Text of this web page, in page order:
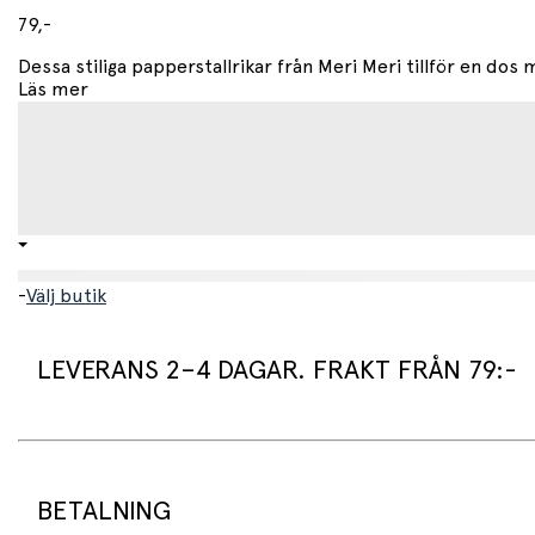
79,-
Dessa stiliga papperstallrikar från Meri Meri tillför en dos
Läs mer
-Välj butik
LEVERANS 2–4 DAGAR. FRAKT FRÅN 79:-
Standard leveranstid för varor som finns i lager är 2–4 dagar.
BETALNING